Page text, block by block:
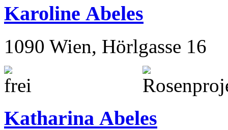
Karoline Abeles
1090 Wien, Hörlgasse 16
Katharina Abeles